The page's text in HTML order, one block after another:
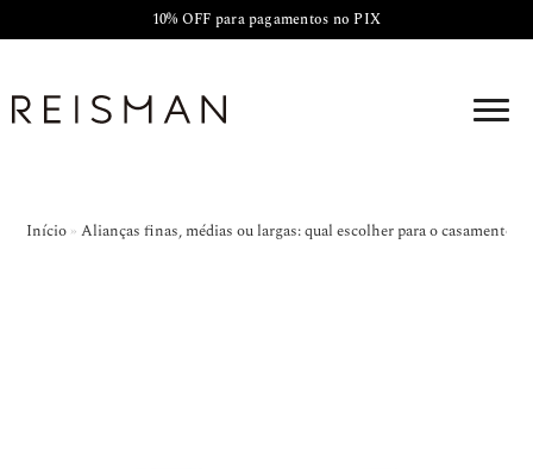
10% OFF para pagamentos no PIX
Início »Alianças finas, médias ou largas: qual escolher para o casamento?